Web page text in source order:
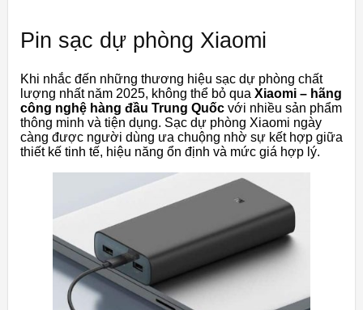
Pin sạc dự phòng Xiaomi
Khi nhắc đến những thương hiệu sạc dự phòng chất
lượng nhất năm 2025, không thể bỏ qua Xiaomi – hãng
công nghệ hàng đầu Trung Quốc với nhiều sản phẩm
thông minh và tiện dụng. Sạc dự phòng Xiaomi ngày
càng được người dùng ưa chuộng nhờ sự kết hợp giữa
thiết kế tinh tế, hiệu năng ổn định và mức giá hợp lý.